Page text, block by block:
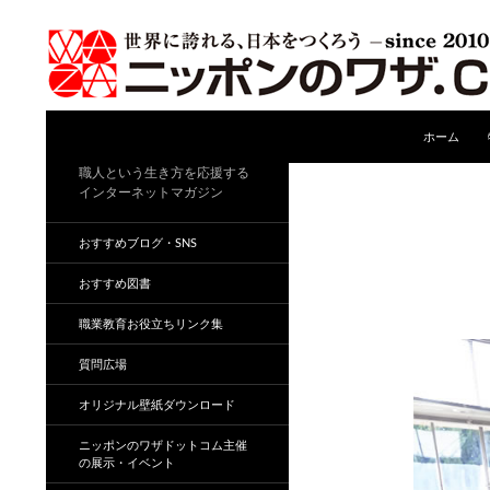
ホーム
職人という生き方を応援する
インターネットマガジン
おすすめブログ・SNS
おすすめ図書
職業教育お役立ちリンク集
質問広場
オリジナル壁紙ダウンロード
ニッポンのワザドットコム主催
の展示・イベント